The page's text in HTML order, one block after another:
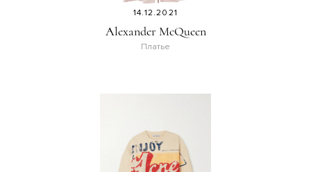
14.12.2021
Alexander McQueen
Платье